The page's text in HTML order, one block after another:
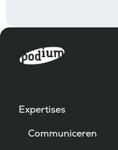
Expertises
Communiceren